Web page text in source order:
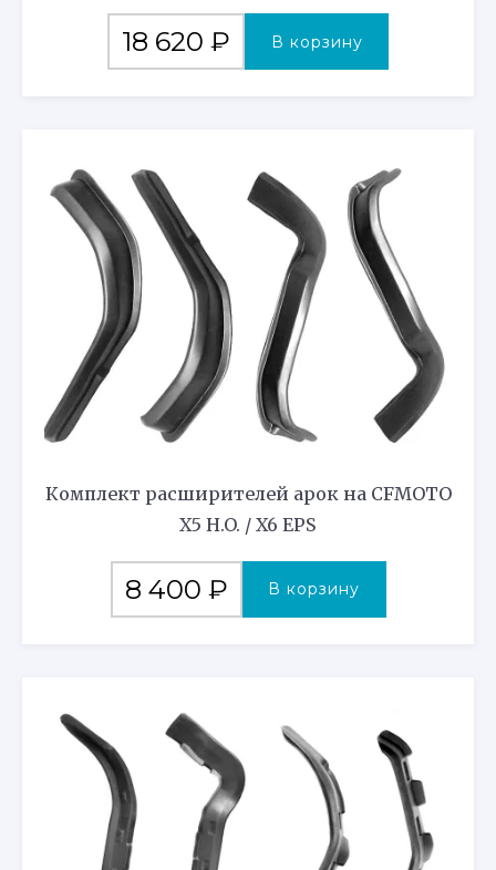
18 620 ₽ В корзину
Комплект расширителей арок на CFMOTO
X5 H.O. / X6 EPS
8 400 ₽ В корзину